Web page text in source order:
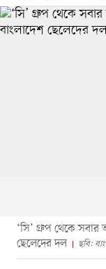
‘সি’ গ্রুপ থেকে সবার
ছেলেদের দল
ছবি: